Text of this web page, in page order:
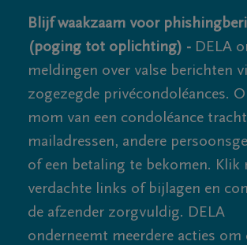
Blijf waakzaam voor
(poging tot oplichting) - DELA
meldingen over valse berichten
zogezegde privécondoléances.
mom van een condoléance
mailadressen, andere
of een betaling te bekomen. Klik
verdachte links of bijlagen en
de afzender zorgvuldig. DELA
onderneemt meerdere acties om